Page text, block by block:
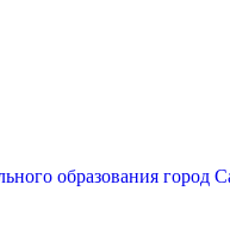
образования город